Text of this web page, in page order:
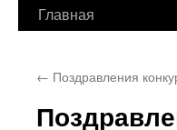
Главная
← Поздравления